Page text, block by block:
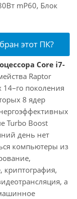
mP60, Блок
этот ПК?
Core i7-
Raptor
поколения
8 ядер
Turbo Boost
день нет
компьютеры из
криптография,
а